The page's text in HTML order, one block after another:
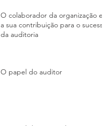
O colaborador da organização e
a sua contribuição para o sucesso
da auditoria
O papel do auditor